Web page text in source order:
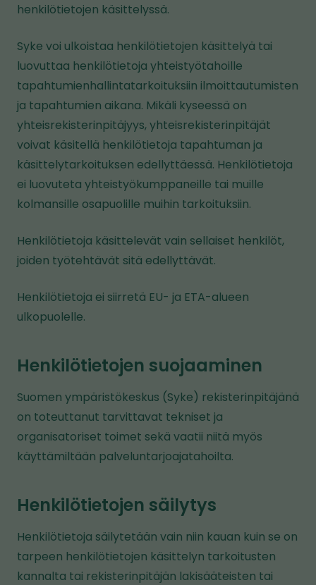
henkilötietojen käsittelyssä.
Syke voi ulkoistaa henkilötietojen käsittelyä tai
luovuttaa henkilötietoja yhteistyötahoille
tapahtumienhallintatarkoituksiin ilmoittautumisten
ja tapahtumien aikana. Mikäli kyseessä on
yhteisrekisterinpitäjyys, yhteisrekisterinpitäjät
voivat käsitellä henkilötietoja tapahtuman ja
käsittelytarkoituksen edellyttäessä. Henkilötietoja
ei luovuteta yhteistyökumppaneille tai muille
kolmansille osapuolille muihin tarkoituksiin.
Henkilötietoja käsittelevät vain sellaiset henkilöt,
joiden työtehtävät sitä edellyttävät.
Henkilötietoja ei siirretä EU- ja ETA-alueen
ulkopuolelle.
Henkilötietojen suojaaminen
Suomen ympäristökeskus (Syke) rekisterinpitäjänä
on toteuttanut tarvittavat tekniset ja
organisatoriset toimet sekä vaatii niitä myös
käyttämiltään palveluntarjoajatahoilta.
Henkilötietojen säilytys
Henkilötietoja säilytetään vain niin kauan kuin se on
tarpeen henkilötietojen käsittelyn tarkoitusten
kannalta tai rekisterinpitäjän lakisääteisten tai